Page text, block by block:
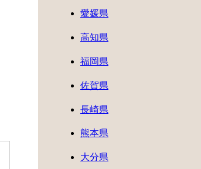
愛媛県
高知県
福岡県
佐賀県
長崎県
熊本県
大分県